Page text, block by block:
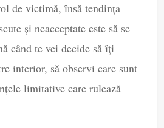
de victimă, însă tendința
și neacceptate este să se
când te vei decide să îți
interior, să observi care sunt
limitative care rulează